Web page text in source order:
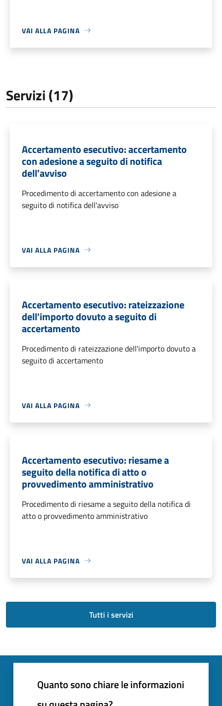
VAI ALLA PAGINA
Servizi (17)
Accertamento esecutivo: accertamento
con adesione a seguito di notifica
dell'avviso
Procedimento di accertamento con adesione a
seguito di notifica dell'avviso
VAI ALLA PAGINA
Accertamento esecutivo: rateizzazione
dell'importo dovuto a seguito di
accertamento
Procedimento di rateizzazione dell'importo dovuto a
seguito di accertamento
VAI ALLA PAGINA
Accertamento esecutivo: riesame a
seguito della notifica di atto o
provvedimento amministrativo
Procedimento di riesame a seguito della notifica di
atto o provvedimento amministrativo
VAI ALLA PAGINA
Tutti i servizi
Quanto sono chiare le informazioni